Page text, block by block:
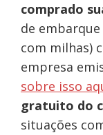
comprado
de
com milhas)
empresa
sobre isso
gratuito do
situações